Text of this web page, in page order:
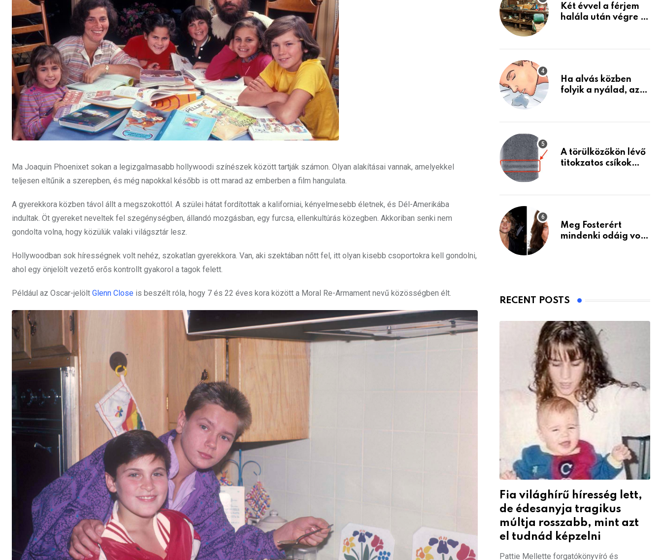
Ma Joaquin Phoenixet sokan a legizgalmasabb hollywoodi színészek között tartják számon. Olyan alakításai vannak, amelyekkel
teljesen eltűnik a szerepben, és még napokkal később is ott marad az emberben a film hangulata.
A gyerekkora közben távol állt a megszokottól. A szülei hátat fordítottak a kaliforniai, kényelmesebb életnek, és Dél-Amerikába
indultak. Öt gyereket neveltek fel szegénységben, állandó mozgásban, egy furcsa, ellenkultúrás közegben. Akkoriban senki nem
gondolta volna, hogy közülük valaki világsztár lesz.
Hollywoodban sok hírességnek volt nehéz, szokatlan gyerekkora. Van, aki szektában nőtt fel, itt olyan kisebb csoportokra kell gondolni,
ahol egy önjelölt vezető erős kontrollt gyakorol a tagok felett.
Például az Oscar-jelölt Glenn Close is beszélt róla, hogy 7 és 22 éves kora között a Moral Re-Armament nevű közösségben élt.
Két évvel a férjem
halála után végre át
holmiját – amit
életemet
Ha alvás közben
folyik a nyálad, az
A törülközőkön lévő
titokzatos csíkok
Meg Fosterért
mindenki odáig volt
RECENT POSTS
Fia világhírű híresség lett,
de édesanyja tragikus
múltja rosszabb, mint azt
el tudnád képzelni
Pattie Mellette forgatókönyvíró és